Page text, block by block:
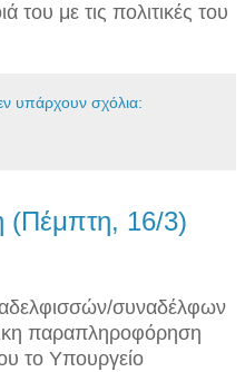
του με τις πολιτικές του
υπάρχουν σχόλια:
(Πέμπτη, 16/3)
συναδέλφων
παραπληροφόρηση
το Υπουργείο